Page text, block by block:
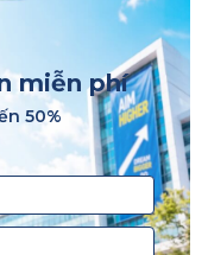
miễn phí
50%